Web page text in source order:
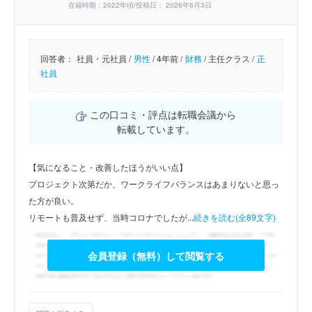
在籍時期：2022年頃/投稿日： 2026年6月3日
回答者： 社員・元社員 / 男性/4年前 / 財務/主任クラス / 正
社員
この口コミ・評点は転職会議から
転載しています。
【気になること・改善したほうがいい点】
プロジェクト次第だか、ワークライフバランスはあまりないと思っ
た方が良い。
リモートも普及せず、当時コロナでしたが...続きを読む(全89文字)
会員登録（無料）して閲覧する